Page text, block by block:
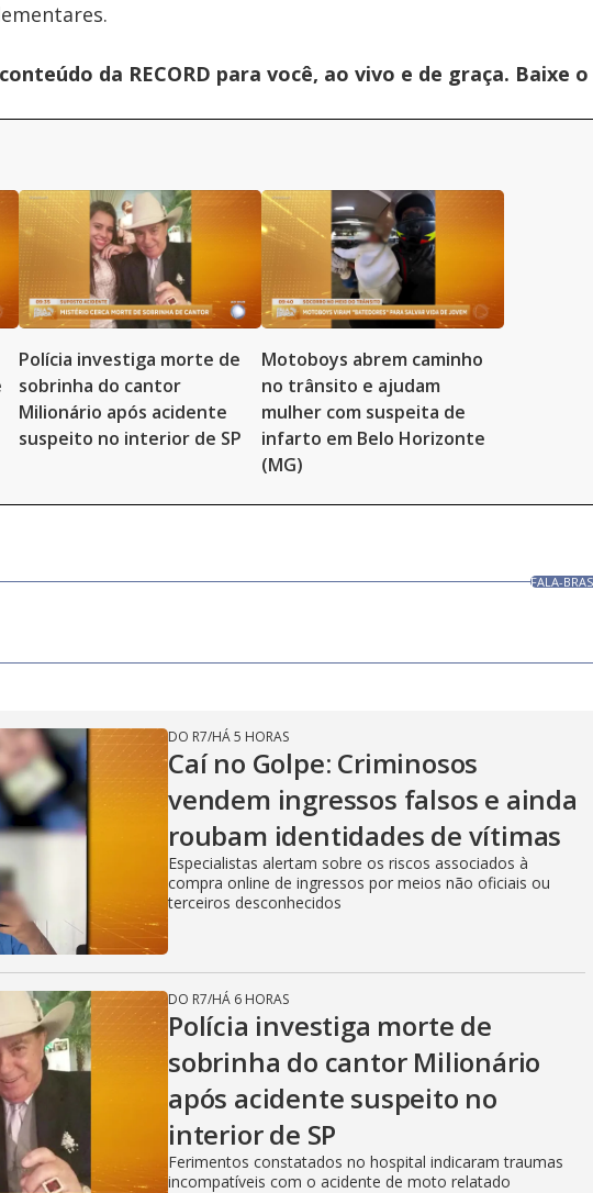
da RECORD para você, ao vivo e de graça. Baixe o
Polícia investiga morte de
sobrinha do cantor
Milionário após acidente
suspeito no interior de SP
Motoboys abrem caminho
no trânsito e ajudam
mulher com suspeita de
infarto em Belo Horizonte
(MG)
FALA-
DO R7/HÁ 5 HORAS
Caí no Golpe: Criminosos
vendem ingressos falsos e ainda
roubam identidades de vítimas
Especialistas alertam sobre os riscos associados à
compra online de ingressos por meios não oficiais ou
terceiros desconhecidos
DO R7/HÁ 6 HORAS
Polícia investiga morte de
sobrinha do cantor Milionário
após acidente suspeito no
interior de SP
Ferimentos constatados no hospital indicaram traumas
incompatíveis com o acidente de moto relatado